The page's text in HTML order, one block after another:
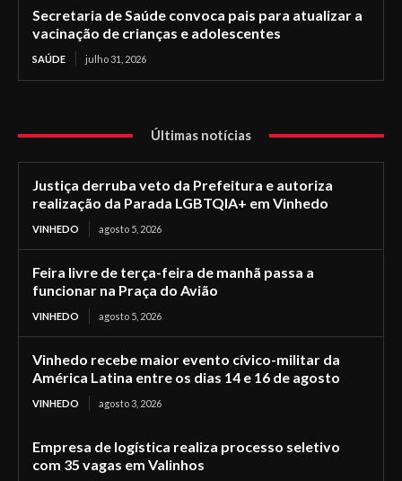
Secretaria de Saúde convoca pais para atualizar a
vacinação de crianças e adolescentes
SAÚDE julho 31, 2026
Últimas notícias
Justiça derruba veto da Prefeitura e autoriza
realização da Parada LGBTQIA+ em Vinhedo
VINHEDO agosto 5, 2026
Feira livre de terça-feira de manhã passa a
funcionar na Praça do Avião
VINHEDO agosto 5, 2026
Vinhedo recebe maior evento cívico-militar da
América Latina entre os dias 14 e 16 de agosto
VINHEDO agosto 3, 2026
Empresa de logística realiza processo seletivo
com 35 vagas em Valinhos